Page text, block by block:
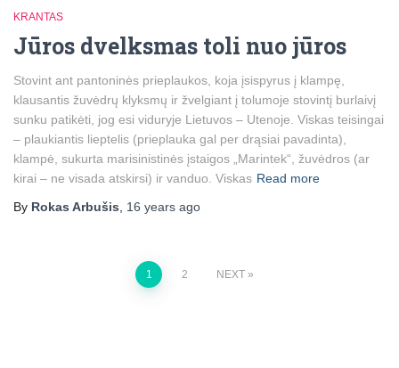
KRANTAS
Jūros dvelksmas toli nuo jūros
Stovint ant pantoninės prieplaukos, koja įsispyrus į klampę,
klausantis žuvėdrų klyksmų ir žvelgiant į tolumoje stovintį burlaivį
sunku patikėti, jog esi viduryje Lietuvos – Utenoje. Viskas teisingai
– plaukiantis lieptelis (prieplauka gal per drąsiai pavadinta),
klampė, sukurta marisinistinės įstaigos „Marintek“, žuvėdros (ar
kirai – ne visada atskirsi) ir vanduo. Viskas Read more
By Rokas Arbušis 16 years ago
1 2 NEXT